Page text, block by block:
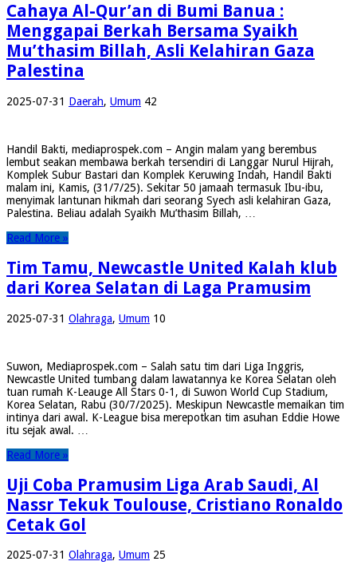
Cahaya Al-Qur’an di Bumi Banua :
Menggapai Berkah Bersama Syaikh
Mu’thasim Billah, Asli Kelahiran Gaza
Palestina
2025-07-31 Daerah, Umum 42
Handil Bakti, mediaprospek.com – Angin malam yang berembus
lembut seakan membawa berkah tersendiri di Langgar Nurul Hijrah,
Komplek Subur Bastari dan Komplek Keruwing Indah, Handil Bakti
malam ini, Kamis, (31/7/25). Sekitar 50 jamaah termasuk Ibu-ibu,
menyimak lantunan hikmah dari seorang Syech asli kelahiran Gaza,
Palestina. Beliau adalah Syaikh Mu’thasim Billah, …
Read More »
Tim Tamu, Newcastle United Kalah klub
dari Korea Selatan di Laga Pramusim
2025-07-31 Olahraga, Umum 10
Suwon, Mediaprospek.com – Salah satu tim dari Liga Inggris,
Newcastle United tumbang dalam lawatannya ke Korea Selatan oleh
tuan rumah K-Leauge All Stars 0-1, di Suwon World Cup Stadium,
Korea Selatan, Rabu (30/7/2025). Meskipun Newcastle memaikan tim
intinya dari awal. K-League bisa merepotkan tim asuhan Eddie Howe
itu sejak awal. …
Read More »
Uji Coba Pramusim Liga Arab Saudi, Al
Nassr Tekuk Toulouse, Cristiano Ronaldo
Cetak Gol
2025-07-31 Olahraga, Umum 25